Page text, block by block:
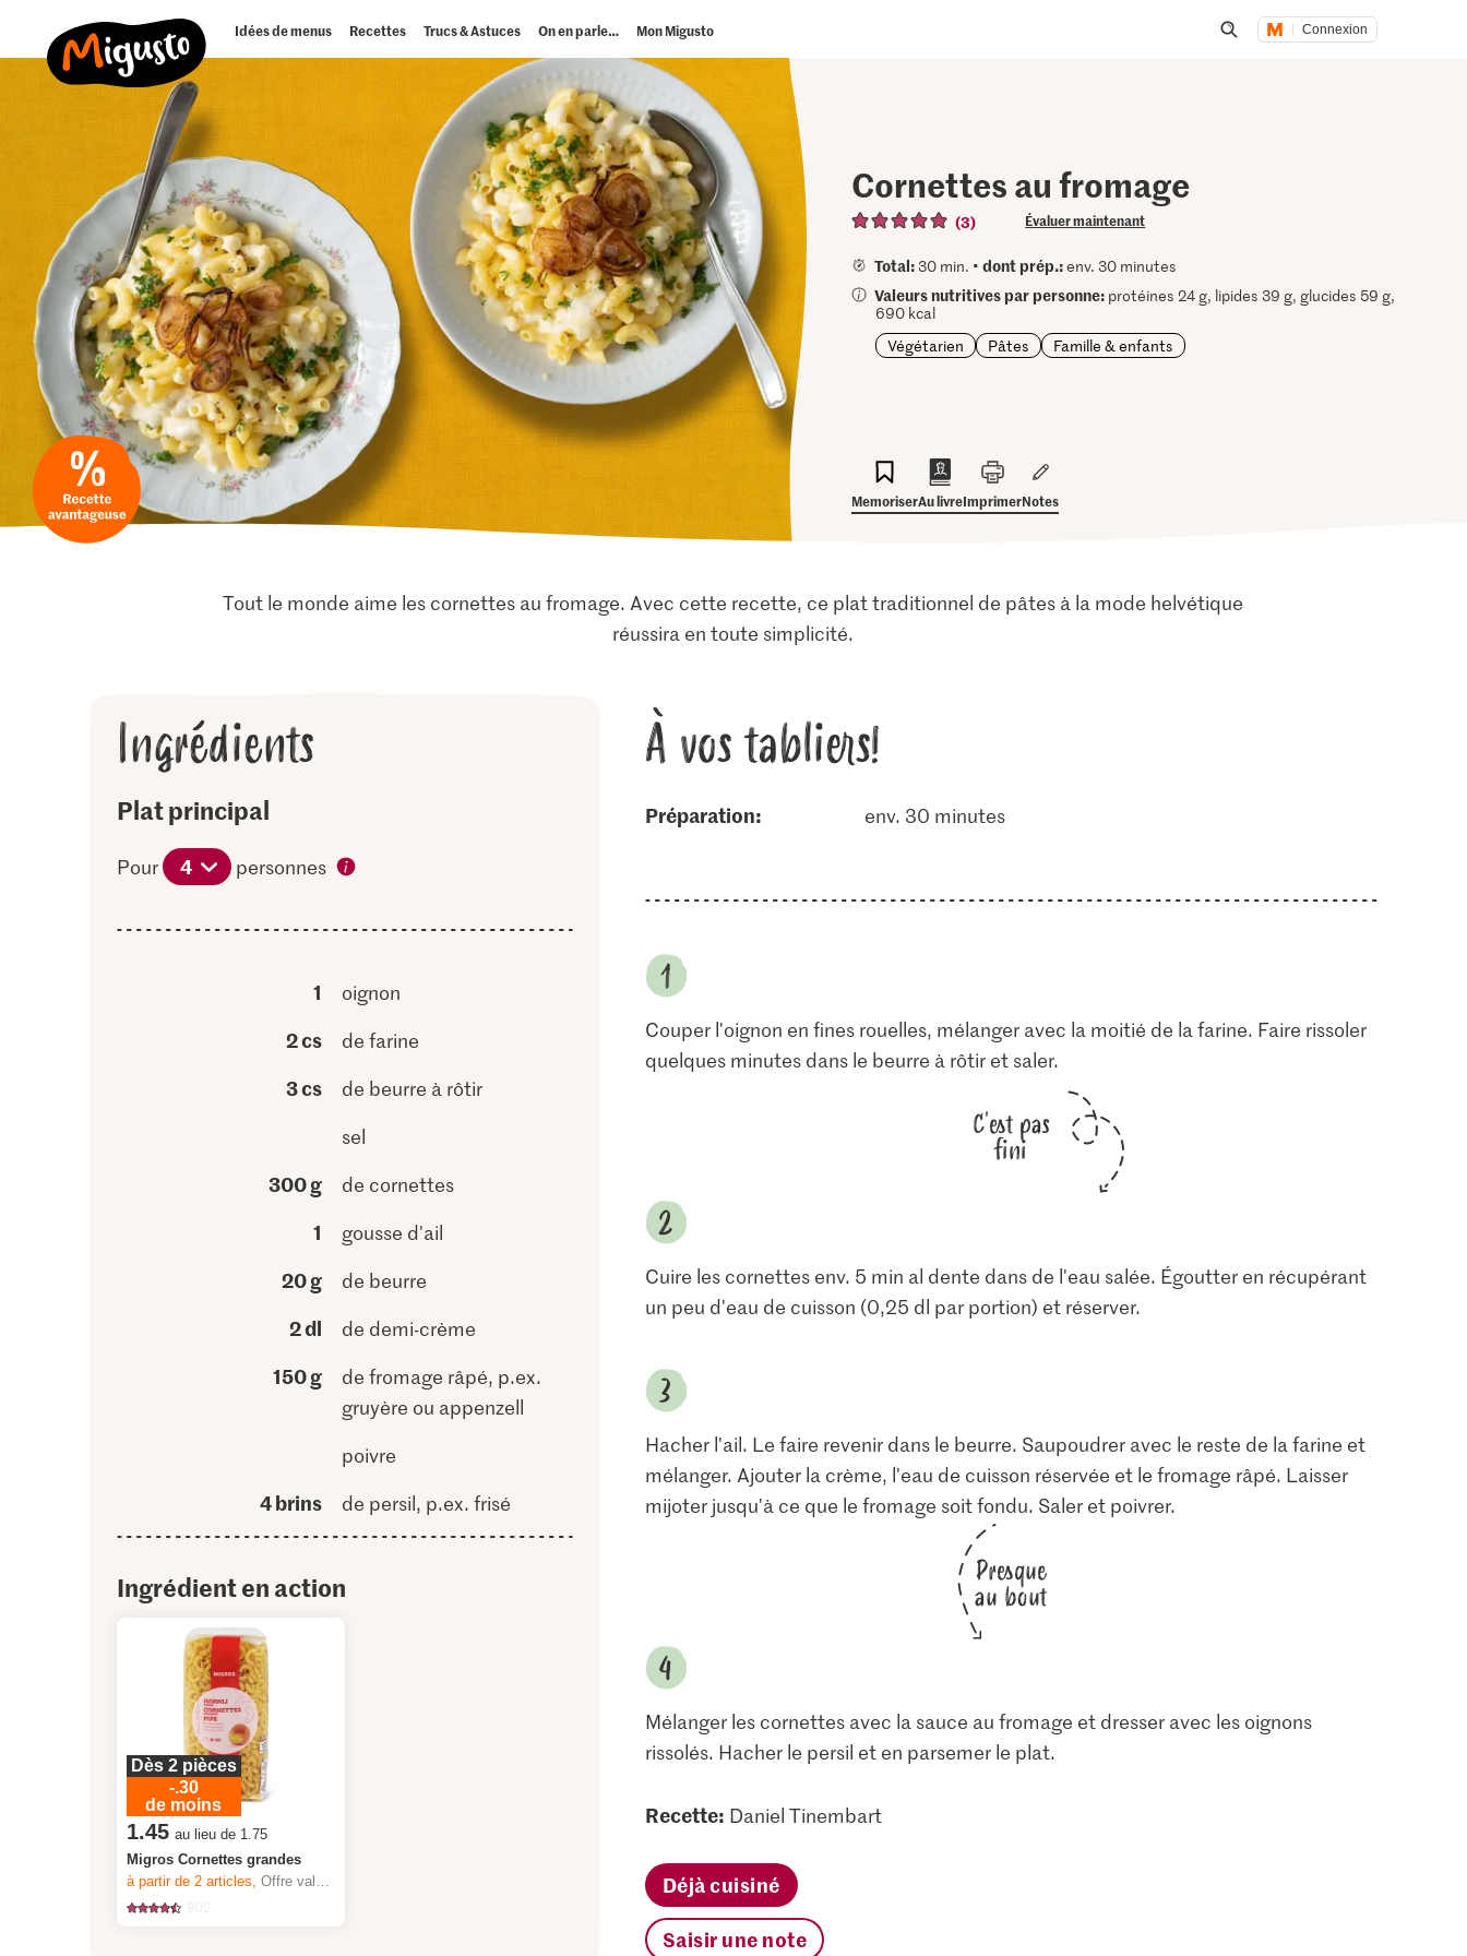
Idées de menus Recettes Trucs & Astuces On en parle… Mon Migusto Connexion
Cornettes au fromage
(3) Évaluer maintenant
Total: 30 min. •dont prép.:env. 30 minutes
Valeurs nutritives par personne: protéines 24 g, lipides 39 g, glucides 59 g,
690 kcal
Végétarien
Pâtes Famille & enfants
MemoriserAu livreImprimerNotes
Tout le monde aime les cornettes au fromage. Avec cette recette, ce plat traditionnel de pâtes à la mode helvétique
réussira en toute simplicité.
Ingrédients
Plat principal
Pour 4 personnes
1 oignon
2 cs de farine
3 cs
de beurre à rôtir
sel
300 g de cornettes
1 gousse d'ail
20 g de beurre
2 dl de demi-crème
150 g
de fromage râpé, p.ex.
gruyère ou appenzell
poivre
4 brins de persil, p.ex. frisé
Ingrédient en action
Dès 2 pièces
-.30
de moins
1.45 au lieu de 1.75
Migros Cornettes grandes
à partir de 2 articles, Offre valable du 6.8 au 12.8.2026, jusqu’à épuisement du stock.
À vos tabliers!
Préparation: env. 30 minutes
Couper l'oignon en fines rouelles, mélanger avec la moitié de la farine. Faire rissoler
quelques minutes dans le beurre à rôtir et saler.
C'est pas
fini
Cuire les cornettes env. 5 min al dente dans de l'eau salée. Égoutter en récupérant
un peu d'eau de cuisson (0,25 dl par portion) et réserver.
Hacher l'ail. Le faire revenir dans le beurre. Saupoudrer avec le reste de la farine et
mélanger. Ajouter la crème, l'eau de cuisson réservée et le fromage râpé. Laisser
mijoter jusqu'à ce que le fromage soit fondu. Saler et poivrer.
Presque
au bout
Mélanger les cornettes avec la sauce au fromage et dresser avec les oignons
rissolés. Hacher le persil et en parsemer le plat.
Recette: Daniel Tinembart
Déjà cuisiné
Saisir une note